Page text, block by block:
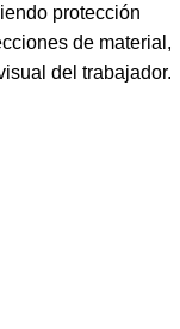
protección
de material,
del trabajador.